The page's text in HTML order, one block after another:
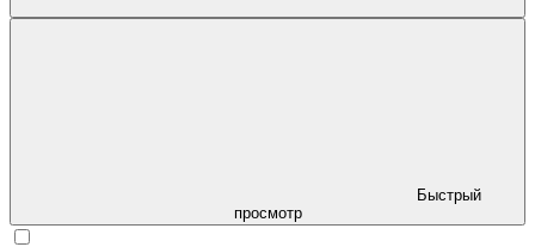
Быстрый
просмотр